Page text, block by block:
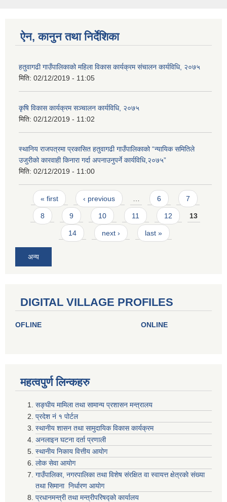
ऐन, कानुन तथा निर्देशिका
हतुवागढी गाउँपालिकाको महिला विकास कार्यक्रम संचालन कार्यविधि, २०७५
मिति: 02/12/2019 - 11:05
कृषि विकास कार्यक्रम सञ्चालन कार्यविधि, २०७५
मिति: 02/12/2019 - 11:02
स्थानिय राजपत्रमा प्रकासित हतुवागढी गाउँपालिकाको “न्यायिक समितिले
उजुरीको कारवाही किनारा गर्दा अपनाउनुपर्ने कार्यविधि,२०७५”
मिति: 02/12/2019 - 11:00
Pages
« first ‹ previous 6 7
8 9 10 11 12 13
14 next › last »
अन्य
DIGITAL VILLAGE PROFILES
OFLINE ONLINE
महत्वपुर्ण लिन्कहरु
सङ्घीय मामिला तथा सामान्य प्रशासन मन्त्रालय
प्रदेश नं १ पोर्टल
स्थानीय शासन तथा सामुदायिक विकास कार्यक्रम
अनलाइन घटना दर्ता प्रणाली
स्थानीय निकाय वित्तीय आयोग
लोक सेवा आयोग
गाउँपालिका, नगरपालिका तथा विशेष स‌ंरक्षित वा स्वायत्त क्षेत्रकाे स‌ंख्या
तथा सिमाना निर्धारण आयाेग
प्रधानमन्त्री तथा मन्त्रीपरिषद्को कार्यालय